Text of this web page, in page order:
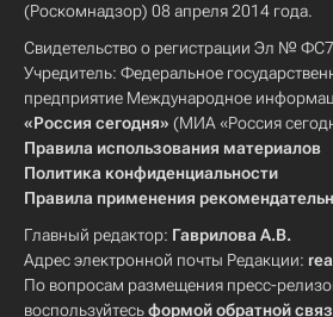
(Роскомнадзор) 08 апреля 2014 года.
Свидетельство о регистрации Эл №
Учредитель: Федеральное
предприятие Международное
«Россия сегодня» (МИА «Россия
Правила использования материалов
Политика конфиденциальности
Правила применения
Главный редактор: Гаврилова А.В.
Адрес электронной почты Редакции:
По вопросам размещения пресс-
воспользуйтесьформой обратной